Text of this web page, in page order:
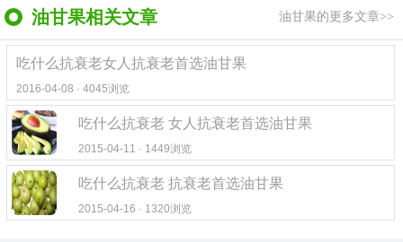
油甘果相关文章 油甘果的更多文章>>
吃什么抗衰老女人抗衰老首选油甘果
2016-04-08 · 4045浏览
吃什么抗衰老 女人抗衰老首选油甘果
2015-04-11 · 1449浏览
吃什么抗衰老 抗衰老首选油甘果
2015-04-16 · 1320浏览